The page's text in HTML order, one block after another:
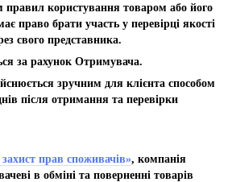
користування товаром або його
право брати участь у перевірці якості
свого представника.
за рахунок Отримувача.
зручним для клієнта способом
після отримання та перевірки
прав споживачів», компанія
в обміні та поверненні товарів